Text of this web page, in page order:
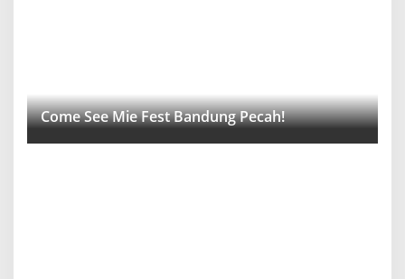
Come See Mie Fest Bandung Pecah!